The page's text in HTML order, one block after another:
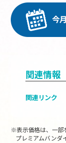
関連情報
関連リンク
※表示価格は、一部
プレミアムバンダ